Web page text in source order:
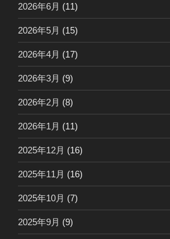
2026年6月 (11)
2026年5月 (15)
2026年4月 (17)
2026年3月 (9)
2026年2月 (8)
2026年1月 (11)
2025年12月 (16)
2025年11月 (16)
2025年10月 (7)
2025年9月 (9)